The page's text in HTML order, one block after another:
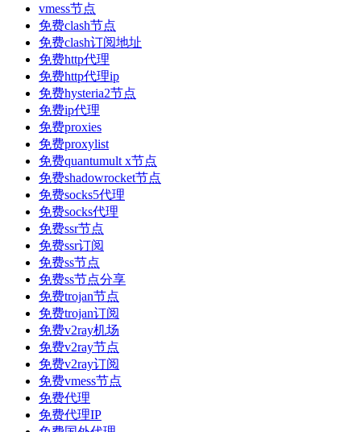
vmess节点
免费clash节点
免费clash订阅地址
免费http代理
免费http代理ip
免费hysteria2节点
免费ip代理
免费proxies
免费proxylist
免费quantumult x节点
免费shadowrocket节点
免费socks5代理
免费socks代理
免费ssr节点
免费ssr订阅
免费ss节点
免费ss节点分享
免费trojan节点
免费trojan订阅
免费v2ray机场
免费v2ray节点
免费v2ray订阅
免费vmess节点
免费代理
免费代理IP